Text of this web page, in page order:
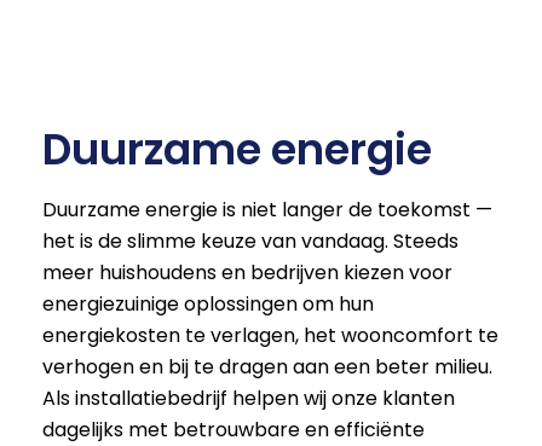
Duurzame energie
Duurzame energie is niet langer de toekomst —
het is de slimme keuze van vandaag. Steeds
meer huishoudens en bedrijven kiezen voor
energiezuinige oplossingen om hun
energiekosten te verlagen, het wooncomfort te
verhogen en bij te dragen aan een beter milieu.
Als installatiebedrijf helpen wij onze klanten
dagelijks met betrouwbare en efficiënte